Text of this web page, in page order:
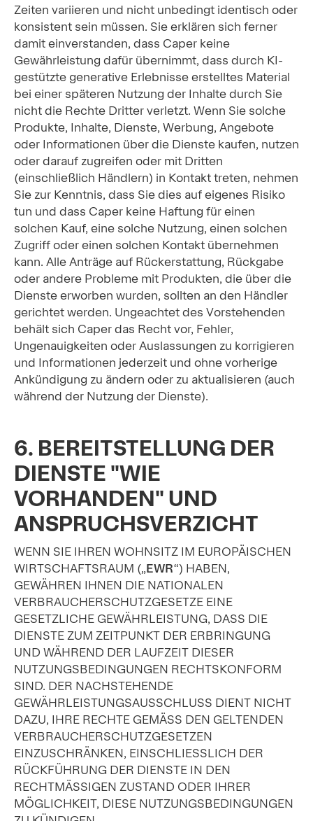
Zeiten variieren und nicht unbedingt identisch oder
konsistent sein müssen. Sie erklären sich ferner
damit einverstanden, dass Caper keine
Gewährleistung dafür übernimmt, dass durch KI-
gestützte generative Erlebnisse erstelltes Material
bei einer späteren Nutzung der Inhalte durch Sie
nicht die Rechte Dritter verletzt. Wenn Sie solche
Produkte, Inhalte, Dienste, Werbung, Angebote
oder Informationen über die Dienste kaufen, nutzen
oder darauf zugreifen oder mit Dritten
(einschließlich Händlern) in Kontakt treten, nehmen
Sie zur Kenntnis, dass Sie dies auf eigenes Risiko
tun und dass Caper keine Haftung für einen
solchen Kauf, eine solche Nutzung, einen solchen
Zugriff oder einen solchen Kontakt übernehmen
kann. Alle Anträge auf Rückerstattung, Rückgabe
oder andere Probleme mit Produkten, die über die
Dienste erworben wurden, sollten an den Händler
gerichtet werden. Ungeachtet des Vorstehenden
behält sich Caper das Recht vor, Fehler,
Ungenauigkeiten oder Auslassungen zu korrigieren
und Informationen jederzeit und ohne vorherige
Ankündigung zu ändern oder zu aktualisieren (auch
während der Nutzung der Dienste).
6. BEREITSTELLUNG DER
DIENSTE "WIE
VORHANDEN" UND
ANSPRUCHSVERZICHT
WENN SIE IHREN WOHNSITZ IM EUROPÄISCHEN
WIRTSCHAFTSRAUM („ EWR“) HABEN,
GEWÄHREN IHNEN DIE NATIONALEN
VERBRAUCHERSCHUTZGESETZE EINE
GESETZLICHE GEWÄHRLEISTUNG, DASS DIE
DIENSTE ZUM ZEITPUNKT DER ERBRINGUNG
UND WÄHREND DER LAUFZEIT DIESER
NUTZUNGSBEDINGUNGEN RECHTSKONFORM
SIND. DER NACHSTEHENDE
GEWÄHRLEISTUNGSAUSSCHLUSS DIENT NICHT
DAZU, IHRE RECHTE GEMÄSS DEN GELTENDEN
VERBRAUCHERSCHUTZGESETZEN
EINZUSCHRÄNKEN, EINSCHLIESSLICH DER
RÜCKFÜHRUNG DER DIENSTE IN DEN
RECHTMÄSSIGEN ZUSTAND ODER IHRER
MÖGLICHKEIT, DIESE NUTZUNGSBEDINGUNGEN